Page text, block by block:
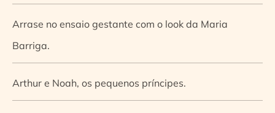
Arrase no ensaio gestante com o look da Maria
Barriga.
Arthur e Noah, os pequenos príncipes.